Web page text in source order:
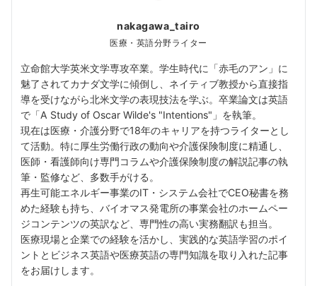
nakagawa_tairo
医療・英語分野ライター
立命館大学英米文学専攻卒業。学生時代に「赤毛のアン」に
魅了されてカナダ文学に傾倒し、ネイティブ教授から直接指
導を受けながら北米文学の表現技法を学ぶ。卒業論文は英語
で「A Study of Oscar Wilde's "Intentions"」を執筆。
現在は医療・介護分野で18年のキャリアを持つライターとし
て活動。特に厚生労働行政の動向や介護保険制度に精通し、
医師・看護師向け専門コラムや介護保険制度の解説記事の執
筆・監修など、多数手がける。
再生可能エネルギー事業のIT・システム会社でCEO秘書を務
めた経験も持ち、バイオマス発電所の事業会社のホームペー
ジコンテンツの英訳など、専門性の高い実務翻訳も担当。
医療現場と企業での経験を活かし、実践的な英語学習のポイ
ントとビジネス英語や医療英語の専門知識を取り入れた記事
をお届けします。